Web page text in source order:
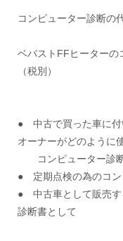
コンピューター診断の
ベバストFFヒーターの
（税別）
● 中古で買った車に付
オーナーがどのように
コンピューター診断
● 定期点検の為のコン
● 中古車として販売す
診断書として